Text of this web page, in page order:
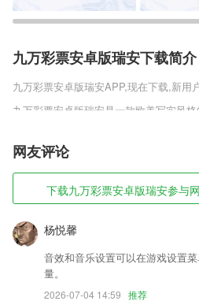
九万彩票安卓版瑞安下载简介
九万彩票安卓版瑞安APP,现在下载,新用
九万彩票安卓版瑞安是一款欧美写实风
趣味的游戏剧情，将让玩家们有着非常
于你自己的文明，并将你的文明传播到大
们你将成为我们一座城池的城主，玩家
在游戏中带领着你军队南征北战，非常
土，并成为我们最强力的游戏领主!
1,告别纸质化,跨入数字化办公流程,随时
化繁为简
2,无需法人到场,在自贸区2265云账户平
网友评论
下载九万彩票安卓版瑞安参与
杨悦馨
音效和音乐设置可以在游戏设置
量。
2026-07-04 14:59 推荐